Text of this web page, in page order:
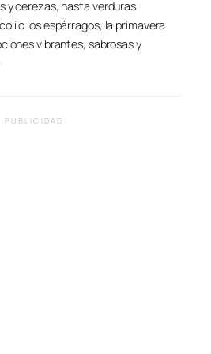
y cerezas, hasta verduras
o los espárragos, la primavera
vibrantes, sabrosas y
PUBLICIDAD